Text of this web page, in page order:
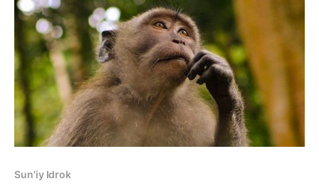
bo'ysunmaydigan tushunchalarni kiritgan.
Sun'iy Idrok